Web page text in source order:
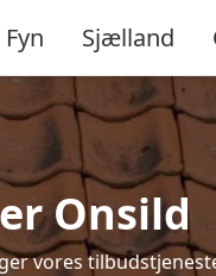
Fyn Sjælland
Onsild
vores